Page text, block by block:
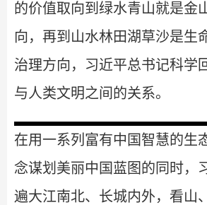
的价值取向到绿水青山就是金
向，再到山水林田湖草沙是生
治理方向，习近平总书记科学
与人类文明之间的关系。
在用一系列富有中国智慧的生
念谋划美丽中国蓝图的同时，
遍大江南北、长城内外，看山